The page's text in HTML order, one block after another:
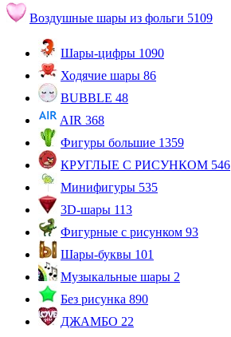
Воздушные шары из фольги 5109
Шары-цифры 1090
Ходячие шары 86
BUBBLE 48
AIR 368
Фигуры большие 1359
КРУГЛЫЕ С РИСУНКОМ 546
Минифигуры 535
3D-шары 113
Фигурные с рисунком 93
Шары-буквы 101
Музыкальные шары 2
Без рисунка 890
ДЖАМБО 22